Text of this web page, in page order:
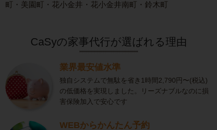
町・美園町・花小金井・花小金井南町・鈴木町
CaSyの家事代行が選ばれる理由
業界最安値水準
独自システムで無駄を省き1時間2,790円〜(税込)
の低価格を実現しました。リーズナブルなのに損
害保険加入で安心です
WEBからかんたん予約